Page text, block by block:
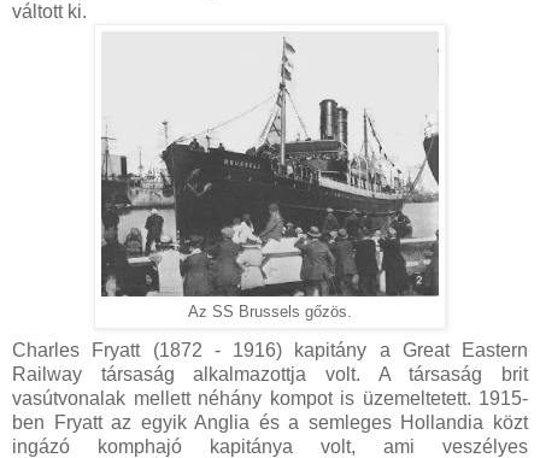
váltott ki.
Az SS Brussels gőzös.
Charles Fryatt (1872 - 1916) kapitány a Great Eastern
Railway társaság alkalmazottja volt. A társaság brit
vasútvonalak mellett néhány kompot is üzemeltetett. 1915-
ben Fryatt az egyik Anglia és a semleges Hollandia közt
ingázó komphajó kapitánya volt, ami veszélyes